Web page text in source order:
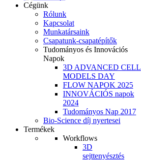
Cégünk
Rólunk
Kapcsolat
Munkatársaink
Csapatunk-csapatépítők
Tudományos és Innovációs
Napok
3D ADVANCED CELL
MODELS DAY
FLOW NAPOK 2025
INNOVÁCIÓS napok
2024
Tudományos Nap 2017
Bio-Science díj nyertesei
Termékek
Workflows
3D
sejttenyésztés